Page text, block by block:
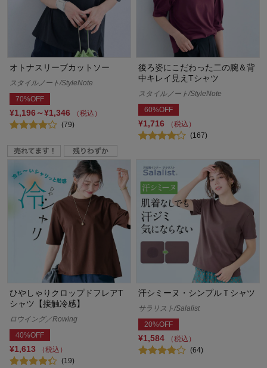
オトナスリーブカットソー
スタイルノート/StyleNote
70%OFF
¥1,196～¥1,346
（税込）
(79)
後ろ姿にこだわった二の腕＆背
中キレイ見えTシャツ
スタイルノート/StyleNote
60%OFF
¥1,716
（税込）
(167)
ひやしゃりクロップドフレアT
シャツ【接触冷感】
ロウイング／Rowing
40%OFF
¥1,613
（税込）
(19)
汗シミーヌ・シンプルＴシャツ
サラリスト/Salalist
20%OFF
¥1,584
（税込）
(64)